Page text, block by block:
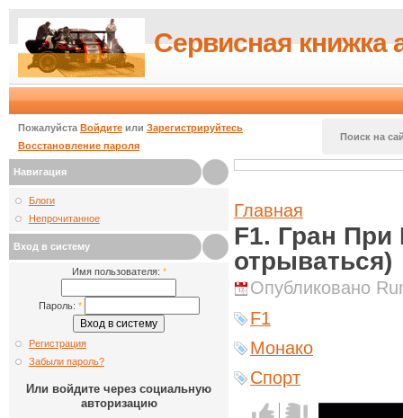
Сервисная книжка
Пожалуйста Войдите или Зарегистрируйтесь
Восстановление пароля
Поиск на
Навигация
Блоги
Непрочитанное
Вход в систему
Имя пользователя: *
Пароль: *
Регистрация
Забыли пароль?
Или войдите через социальную
авторизацию
Главная
F1. Гран При
отрываться)
Опубликовано
F1
Монако
Спорт
Голос за!Голос